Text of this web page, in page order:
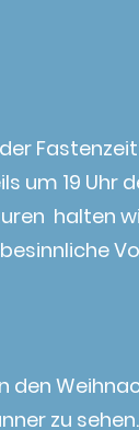
um 19 Uhr
halten
den
zu sehen.